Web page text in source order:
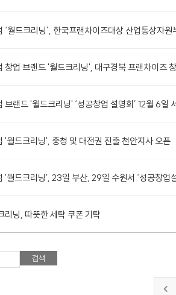
‘월드크리닝’, 한국프랜차이즈대상 산업통상자원
창업 브랜드 '월드크리닝', 대구경북 프랜차이즈
브랜드 '월드크리닝' ‘성공창업 설명회’ 12월 6일
'월드크리닝', 충청 및 대전권 진출 천안지사 오픈
'월드크리닝', 23일 부산, 29일 수원서 ‘성공창업
리닝, 따뜻한 세탁 쿠폰 기탁